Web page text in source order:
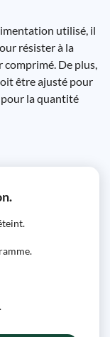
utilisé, il
résister à la
comprimé. De plus,
être ajusté pour
la quantité